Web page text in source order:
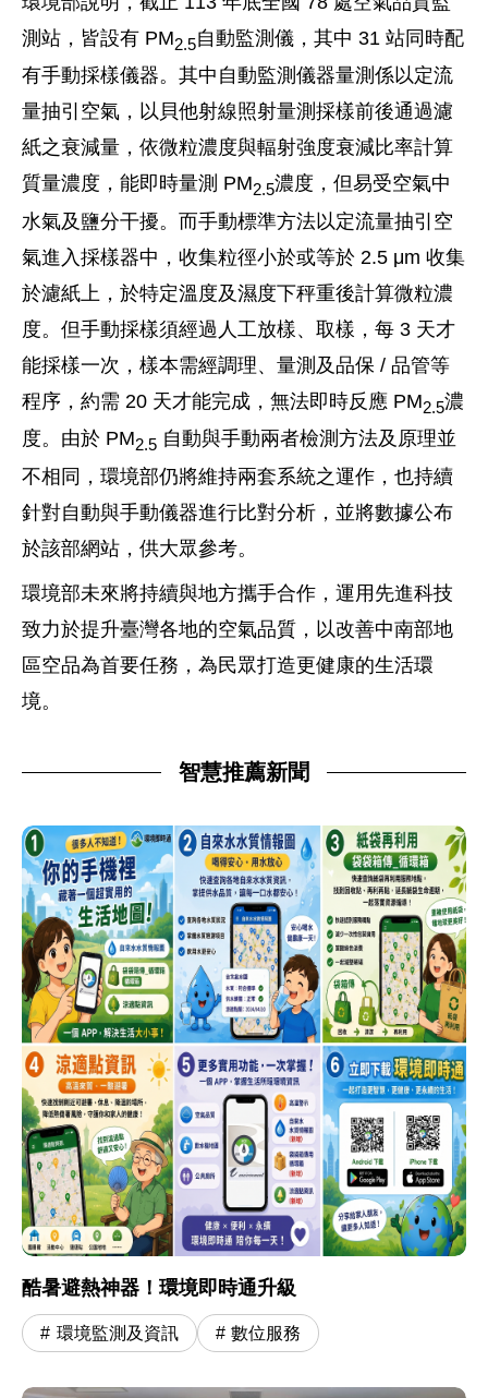
測站，皆設有 PM2.5自動監測儀，其中 31 站同時配
有手動採樣儀器。其中自動監測儀器量測係以定流
量抽引空氣，以貝他射線照射量測採樣前後通過濾
紙之衰減量，依微粒濃度與輻射強度衰減比率計算
質量濃度，能即時量測 PM2.5濃度，但易受空氣中
水氣及鹽分干擾。而手動標準方法以定流量抽引空
氣進入採樣器中，收集粒徑小於或等於 2.5 μm 收集
於濾紙上，於特定溫度及濕度下秤重後計算微粒濃
度。但手動採樣須經過人工放樣、取樣，每 3 天才
能採樣一次，樣本需經調理、量測及品保 / 品管等
程序，約需 20 天才能完成，無法即時反應 PM2.5濃
度。由於 PM2.5 自動與手動兩者檢測方法及原理並
不相同，環境部仍將維持兩套系統之運作，也持續
針對自動與手動儀器進行比對分析，並將數據公布
於該部網站，供大眾參考。
環境部未來將持續與地方攜手合作，運用先進科技
致力於提升臺灣各地的空氣品質，以改善中南部地
區空品為首要任務，為民眾打造更健康的生活環
境。
智慧推薦新聞
酷暑避熱神器！環境即時通升級
環境監測及資訊 數位服務